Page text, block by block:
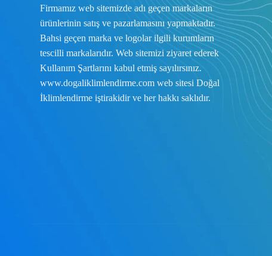
Firmamız web sitemizde adı geçen markaların
ürünlerinin satış ve pazarlamasını yapmaktadır.
Bahsi geçen marka ve logolar ilgili kurumların
tescilli markalarıdır. Web sitemizi ziyaret ederek
Kullanım Şartlarını kabul etmiş sayılırsınız.
www.dogaliklimlendirme.com web sitesi Doğal
İklimlendirme iştirakidir ve her hakkı saklıdır.